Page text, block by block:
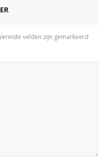
velden zijn gemarkeerd